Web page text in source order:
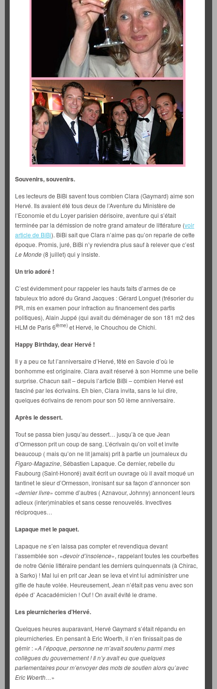
Souvenirs, souvenirs.
Les lecteurs de BiBi savent tous combien Clara (Gaymard) aime son
Hervé. Ils avaient été tous deux de l’Aventure du Ministère de
l’Economie et du Loyer parisien dérisoire, aventure qui s’était
terminée par la démission de notre grand amateur de littérature (voir
article de BiBi). BiBi sait que Clara n’aime pas qu’on reparle de cette
époque. Promis, juré, BiBi n’y reviendra plus sauf à relever que c’est
Le Monde (8 juillet) qui y insiste.
Un trio adoré !
C’est évidemment pour rappeler les hauts faits d’armes de ce
fabuleux trio adoré du Grand Jacques : Gérard Longuet (trésorier du
PR, mis en examen pour infraction au financement des partis
politiques), Alain Juppé (qui avait du déménager de son 181 m2 des
HLM de Paris 6ième) et Hervé, le Chouchou de Chichi.
Happy Birthday, dear Hervé !
Il y a peu ce fut l’anniversaire d’Hervé, fêté en Savoie d’où le
bonhomme est originaire. Clara avait réservé à son Homme une belle
surprise. Chacun sait – depuis l’article BiBi – combien Hervé est
fasciné par les écrivains. Eh bien, Clara invita, sans le lui dire,
quelques écrivains de renom pour son 50 ième anniversaire.
Après le dessert.
Tout se passa bien jusqu’au dessert… jusqu’à ce que Jean
d’Ormesson prit un coup de sang. L’écrivain qu’on voit et invite
beaucoup ( mais qu’on ne lit jamais) prit à partie un journaleux du
Figaro-Magazine, Sébastien Lapaque. Ce dernier, rebelle du
Faubourg (Saint-Honoré) avait écrit un ouvrage où il avait moqué un
tantinet le sieur d’Ormesson, ironisant sur sa façon d’annoncer son
«dernier livre» comme d’autres ( Aznavour, Johnny) annoncent leurs
adieux (inter)minables et sans cesse renouvelés. Invectives
réciproques…
Lapaque met le paquet.
Lapaque ne s’en laissa pas compter et revendiqua devant
l’assemblée son «devoir d’insolence», rappelant toutes les courbettes
de notre Génie littéraire pendant les derniers quinquennats (à Chirac,
à Sarko) ! Mal lui en prit car Jean se leva et vint lui administrer une
gifle de haute volée. Heureusement, Jean n’était pas venu avec son
épée d’ Acacadémicien ! Ouf ! On avait évité le drame.
Les pleurnicheries d’Hervé.
Quelques heures auparavant, Hervé Gaymard s’était répandu en
pleurnicheries. En pensant à Eric Woerth, il n’en finissait pas de
gémir : «A l’époque, personne ne m’avait soutenu parmi mes
collègues du gouvernement ! Il n’y avait eu que quelques
parlementaires pour m’envoyer des mots de soutien alors qu’avec
Eric Woerth…»